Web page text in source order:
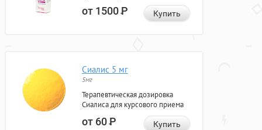
от 1500Р Купить
Сиалис 5 мг
5мг
Терапевтическая дозировка
Сиалиса для курсового приема
от 60Р Купить